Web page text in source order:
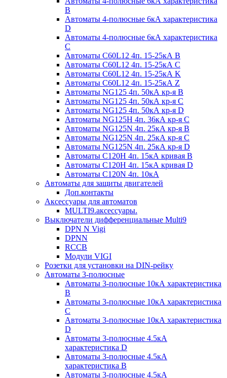
B
Автоматы 4-полюсные 6кА характеристика
D
Автоматы 4-полюсные 6кА характеристика
С
Автоматы C60L12 4п. 15-25кА B
Автоматы C60L12 4п. 15-25кА C
Автоматы C60L12 4п. 15-25кА K
Автоматы C60L12 4п. 15-25кА Z
Автоматы NG125 4п. 50кА кр-я B
Автоматы NG125 4п. 50кА кр-я C
Автоматы NG125 4п. 50кА кр-я D
Автоматы NG125H 4п. 36кА кр-я C
Автоматы NG125N 4п. 25кА кр-я B
Автоматы NG125N 4п. 25кА кр-я C
Автоматы NG125N 4п. 25кА кр-я D
Автоматы С120H 4п. 15кА кривая B
Автоматы С120H 4п. 15кА кривая D
Автоматы С120N 4п. 10кА
Автоматы для защиты двигателей
Доп.контакты
Аксессуары для автоматов
MULTI9.аксессуары.
Выключатели дифференциальные Multi9
DPN N Vigi
DPNN
RCCB
Модули VIGI
Розетки для установки на DIN-рейку
Автоматы 3-полюсные
Автоматы 3-полюсные 10кА характеристика
B
Автоматы 3-полюсные 10кА характеристика
C
Автоматы 3-полюсные 10кА характеристика
D
Автоматы 3-полюсные 4.5кА
характеристика D
Автоматы 3-полюсные 4.5кА
характеристика В
Автоматы 3-полюсные 4.5кА